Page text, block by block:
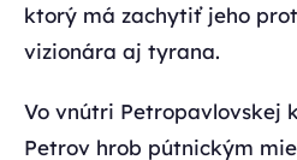
ktorý má zachytiť jeho
vizionára aj tyrana.
Vo vnútri Petropavlovskej
Petrov hrob pútnickým